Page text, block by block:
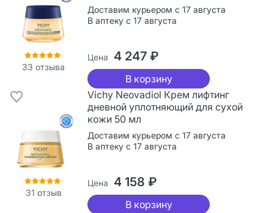
33 отзыва
Доставим курьером с 17 августа
В аптеку с 17 августа
Цена 4 247 ₽
В корзину
31 отзыв
Vichy Neovadiol Крем лифтинг
дневной уплотняющий для сухой
кожи 50 мл
Доставим курьером с 17 августа
В аптеку с 17 августа
Цена 4 158 ₽
В корзину